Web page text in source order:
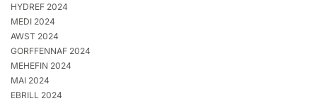
HYDREF 2024
MEDI 2024
AWST 2024
GORFFENNAF 2024
MEHEFIN 2024
MAI 2024
EBRILL 2024